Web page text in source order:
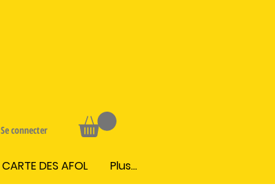
Se connecter
CARTE DES AFOL Plus...